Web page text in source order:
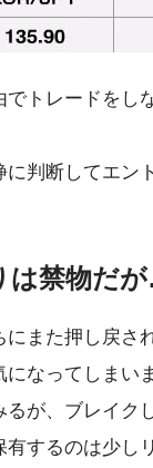
トレードをし
判断してエン
は禁物だ
また押し戻さ
なってしまい
るが、ブレイク
するのは少し